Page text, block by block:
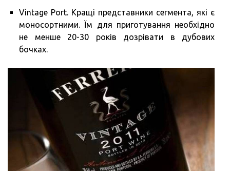
Vintage Port. Кращі представники сегмента, які є
моносортними. Їм для приготування необхідно
не менше 20-30 років дозрівати в дубових
бочках.